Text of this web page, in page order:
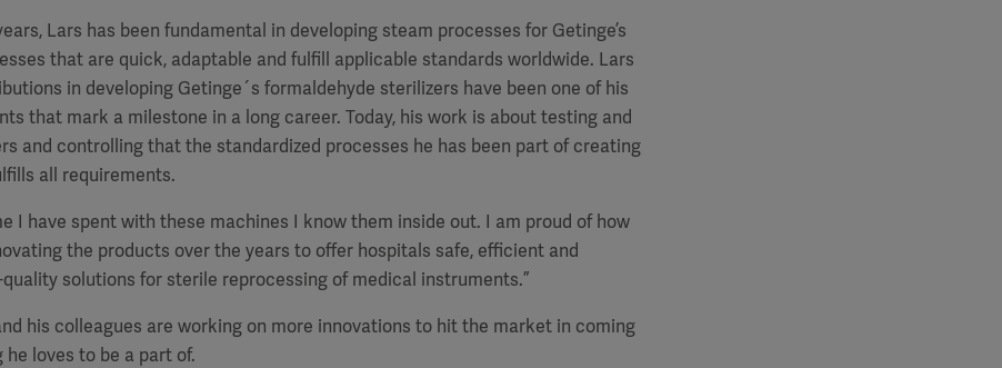
Lars has been fundamental in developing steam processes for Getinge’s
that are quick, adaptable and fulfill applicable standards worldwide. Lars
in developing Getinge´s formaldehyde sterilizers have been one of his
that mark a milestone in a long career. Today, his work is about testing and
and controlling that the standardized processes he has been part of creating
all requirements.
I have spent with these machines I know them inside out. I am proud of how
the products over the years to offer hospitals safe, efficient and
solutions for sterile reprocessing of medical instruments.”
his colleagues are working on more innovations to hit the market in coming
loves to be a part of.